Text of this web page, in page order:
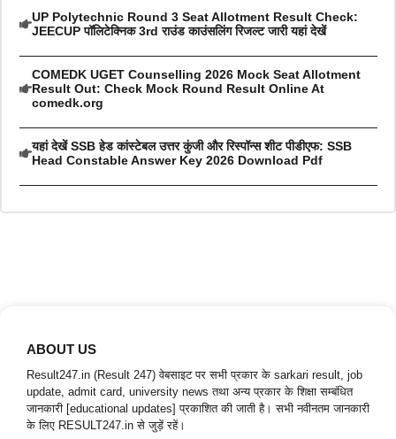
UP Polytechnic Round 3 Seat Allotment Result Check:
JEECUP पॉलिटेक्निक 3rd राउंड काउंसलिंग रिजल्ट जारी यहां देखें
COMEDK UGET Counselling 2026 Mock Seat Allotment
Result Out: Check Mock Round Result Online At
comedk.org
यहां देखें SSB हेड कांस्टेबल उत्तर कुंजी और रिस्पॉन्स शीट पीडीएफ: SSB
Head Constable Answer Key 2026 Download Pdf
ABOUT US
Result247.in (Result 247) वेबसाइट पर सभी प्रकार के sarkari result, job
update, admit card, university news तथा अन्य प्रकार के शिक्षा सम्बंधित
जानकारी [educational updates] प्रकाशित की जाती है। सभी नवीनतम जानकारी
के लिए RESULT247.in से जुड़ें रहें।